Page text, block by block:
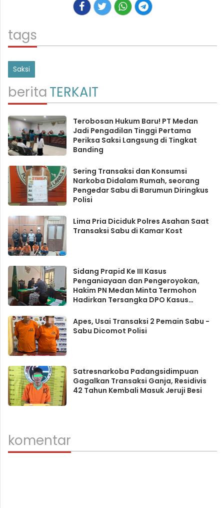
tags
Saksi
beritaTERKAIT
Terobosan Hukum Baru! PT Medan
Jadi Pengadilan Tinggi Pertama
Periksa Saksi Langsung di Tingkat
Banding
Sering Transaksi dan Konsumsi
Narkoba Didalam Rumah, seorang
Pengedar Sabu di Barumun Diringkus
Polisi
Lima Pria Diciduk Polres Asahan Saat
Transaksi Sabu di Kamar Kost
Sidang Prapid Ke III Kasus
Penganiayaan dan Pengeroyokan,
Hakim PN Medan Minta Termohon
Hadirkan Tersangka DPO Kasus
Apes, Usai Transaksi 2 Pemain Sabu -
Sabu Dicomot Polisi
Satresnarkoba Padangsidimpuan
Gagalkan Transaksi Ganja, Residivis
42 Tahun Kembali Masuk Jeruji Besi
komentar